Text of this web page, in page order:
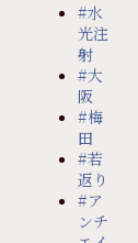
#水
光注
射
#大
阪
#梅
田
#若
返り
#ア
ンチ